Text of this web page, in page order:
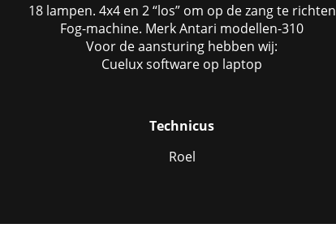
18 lampen. 4x4 en 2 “los” om op de zang te richten
Fog-machine. Merk Antari modellen-310
Voor de aansturing hebben wij:
Cuelux software op laptop
Technicus
Roel